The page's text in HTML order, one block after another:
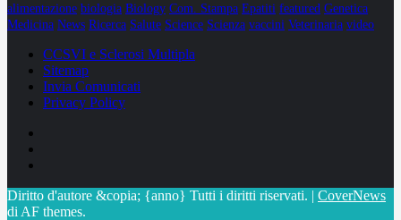
alimentazione biologia Biology Com. Stampa Epatiti featured Genetica
Medicina News Ricerca Salute Science Scienza vaccini Veterinaria video
CCSVI e Sclerosi Multipla
Sitemap
Invia Comunicati
Privacy Policy
Diritto d'autore &copia; {anno} Tutti i diritti riservati. | CoverNews
di AF themes.